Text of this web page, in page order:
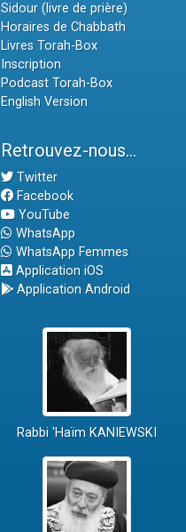
Sidour (livre de prière)
Horaires de Chabbath
Livres Torah-Box
Inscription
Podcast Torah-Box
English Version
Retrouvez-nous...
Twitter
Facebook
YouTube
WhatsApp
WhatsApp Femmes
Application iOS
Application Android
Rabbi 'Haïm KANIEWSKI